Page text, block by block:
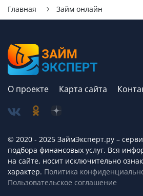
Главная Займ онлайн
О проекте Карта сайта
© 2020 - 2025 ЗаймЭксперт.ру –
подбора финансовых услуг. Вся
на сайте, носит исключительно
характер. Политика
Пользовательское соглашение